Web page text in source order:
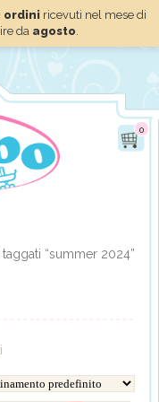
ordini ricevuti nel mese di
da agosto.
0
“summer 2024”